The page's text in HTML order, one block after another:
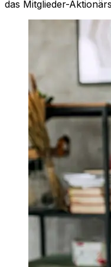
das Mitglieder-